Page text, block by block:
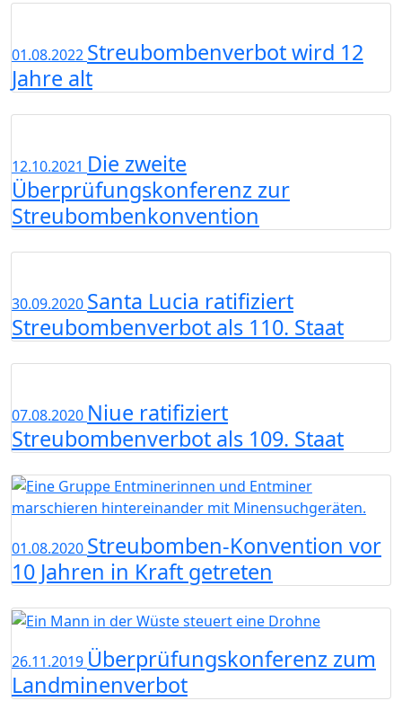
01.08.2022 Streubombenverbot wird 12
Jahre alt
12.10.2021 Die zweite
Überprüfungskonferenz zur
Streubombenkonvention
30.09.2020 Santa Lucia ratifiziert
Streubombenverbot als 110. Staat
07.08.2020 Niue ratifiziert
Streubombenverbot als 109. Staat
01.08.2020 Streubomben-Konvention vor
10 Jahren in Kraft getreten
26.11.2019 Überprüfungskonferenz zum
Landminenverbot